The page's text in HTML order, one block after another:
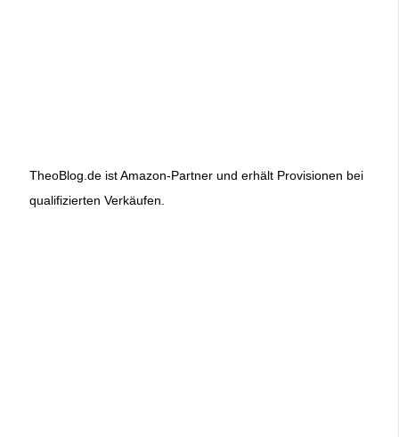
TheoBlog.de ist Amazon-Partner und erhält Provisionen bei
qualifizierten Verkäufen.